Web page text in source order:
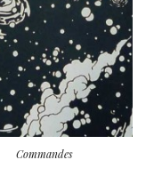
Commandes